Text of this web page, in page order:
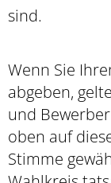
sind.
Wenn Sie
abgeben,
und
oben auf
Stimme